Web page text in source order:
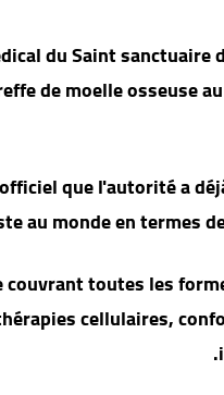
du Saint sanctuaire
de moelle osseuse
que l'autorité a
au monde en termes
toutes les
cellulaires,